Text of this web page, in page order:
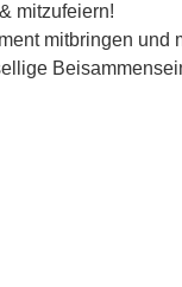
mitzufeiern!
mitbringen und